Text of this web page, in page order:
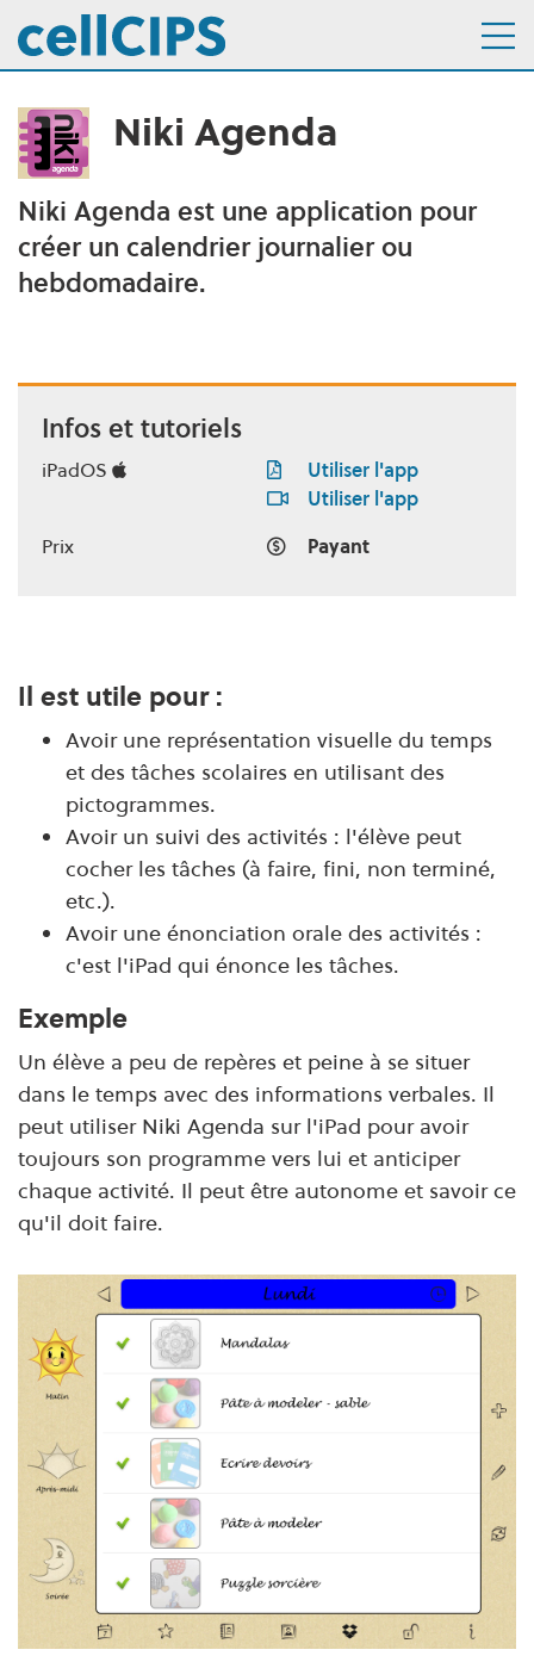
Navigation interne
Aller au menu
Aller au contenu
Niki Agenda
Description
Niki Agenda est une application pour
créer un calendrier journalier ou
hebdomadaire.
Infos et tutoriels
iPadOS
Utiliser l'app
Utiliser l'app
Prix
Payant
Il est utile pour :
Avoir une représentation visuelle du temps
et des tâches scolaires en utilisant des
pictogrammes.
Avoir un suivi des activités : l'élève peut
cocher les tâches (à faire, fini, non terminé,
etc.).
Avoir une énonciation orale des activités :
c'est l'iPad qui énonce les tâches.
Exemple
Un élève a peu de repères et peine à se situer
dans le temps avec des informations verbales. Il
peut utiliser Niki Agenda sur l'iPad pour avoir
toujours son programme vers lui et anticiper
chaque activité. Il peut être autonome et savoir ce
qu'il doit faire.